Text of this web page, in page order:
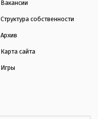
Вакансии
Структура собственности
Архив
Карта сайта
Игры